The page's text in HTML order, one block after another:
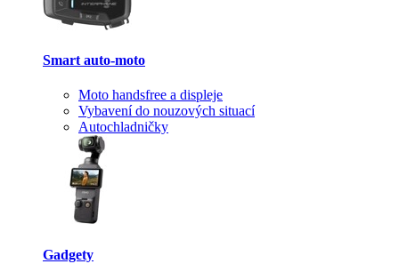
Smart auto-moto
Moto handsfree a displeje
Vybavení do nouzových situací
Autochladničky
Gadgety